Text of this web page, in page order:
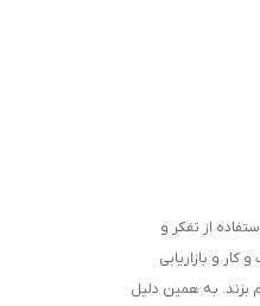
از تفکر و
و بازاریابی
بزند. به همین دلیل